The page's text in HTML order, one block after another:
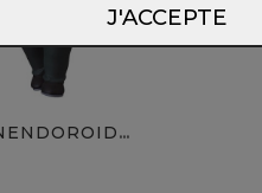
J'ACCEPTE
JUJUTSU KAISEN NENDOROID...